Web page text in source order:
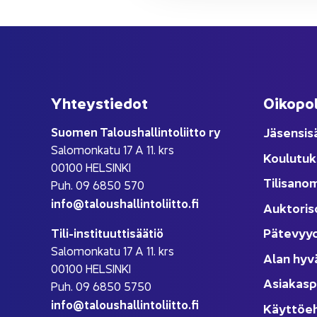
Yh­teys­tie­dot
Suo­men Ta­lous­hal­lin­to­liit­to ry
Sa­lo­mon­ka­tu 17 A 11. krs
00100 HEL­SIN­KI
Puh. 09 6850 570
info@ta­lous­hal­lin­to­liit­to.fi
Tili-​instituuttisäätiö
Sa­lo­mon­ka­tu 17 A 11. krs
00100 HEL­SIN­KI
Puh. 09 6850 5750
info@ta­lous­hal­lin­to­liit­to.fi
Alan